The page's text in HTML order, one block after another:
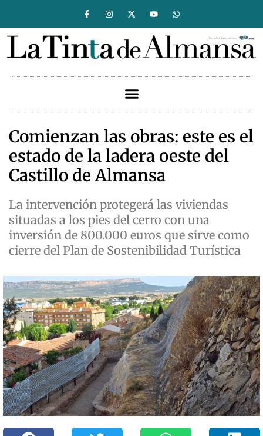
Comienzan las obras: este es el
estado de la ladera oeste del
Castillo de Almansa
La intervención protegerá las viviendas
situadas a los pies del cerro con una
inversión de 800.000 euros que sirve como
cierre del Plan de Sostenibilidad Turística